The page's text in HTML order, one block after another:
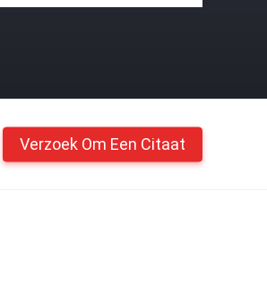
Verzoek Om Een Citaat